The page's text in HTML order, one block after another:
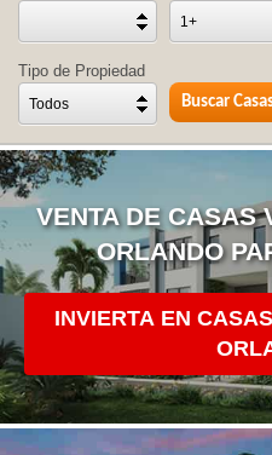
1+
Tipo de Propiedad
Todos
VENTA DE CASAS
ORLANDO
INVIERTA EN